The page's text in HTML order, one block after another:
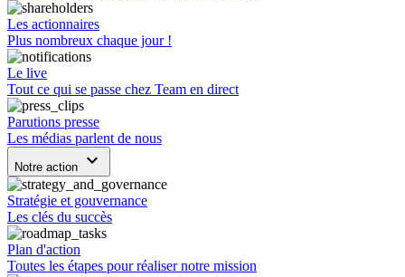
Les actionnaires
Plus nombreux chaque jour !
Le live
Tout ce qui se passe chez Team en direct
Parutions presse
Les médias parlent de nous
Notre action keyboard_arrow_down
Stratégie et gouvernance
Les clés du succès
Plan d'action
Toutes les étapes pour réaliser notre mission